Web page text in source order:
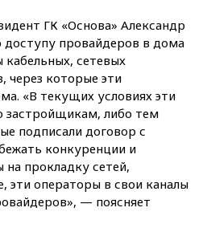
ГК «Основа» Александр
доступу провайдеров в дома
сетевых
через которые эти
«В текущих условиях эти
застройщикам, либо тем
подписали договор с
конкуренции и
на прокладку сетей,
эти операторы в свои каналы
— поясняет